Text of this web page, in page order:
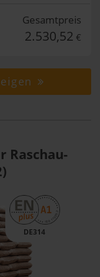
Gesamtpreis
2.530,52 €
Raschau-
DE314